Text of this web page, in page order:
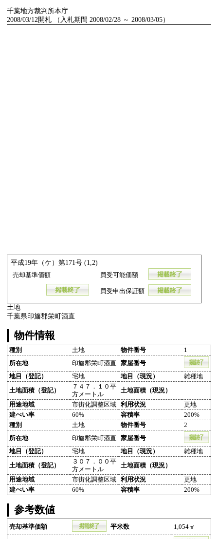
千葉地方裁判所本庁
2008/03/12開札 （入札期間 2008/02/28 ～ 2008/03/05）
平成19年（ケ）第171号 (1,2)
売却基準価額 買受可能価額
買受申出保証額
土地
千葉県印旛郡栄町酒直
物件情報
種別 土地 物件番号
1
所在地
印旛郡栄町酒直
家屋番号
地目（登記）
宅地 地目（現況） 雑種地
土地面積（登記）
７４７．１０平
方メートル
土地面積（現況）
用途地域 市街化調整区域 利用状況
更地
建ぺい率
60% 容積率
200%
種別
土地 物件番号
2
所在地
印旛郡栄町酒直
家屋番号
地目（登記）
宅地 地目（現況） 雑種地
土地面積（登記）
３０７．００平
方メートル
土地面積（現況）
用途地域 市街化調整区域 利用状況
更地
建ぺい率
60% 容積率 200%
参考数値
売却基準価額 平米数 1,054㎡